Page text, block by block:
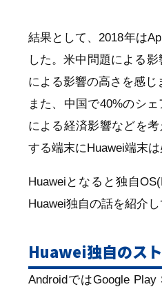
結果として、2018年は
した。米中問題による
による影響の高さを感じ
また、中国で40%のシ
による経済影響などを
する端末にHuawei端末
Huaweiとなると独自
Huawei独自の話を紹介し
Huawei独自のス
AndroidではGoogle